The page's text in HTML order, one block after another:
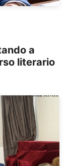
a
literario